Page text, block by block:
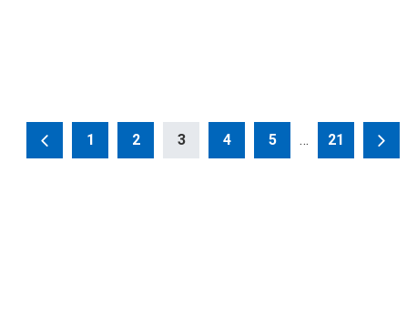
1 2 3 4 5 … 21